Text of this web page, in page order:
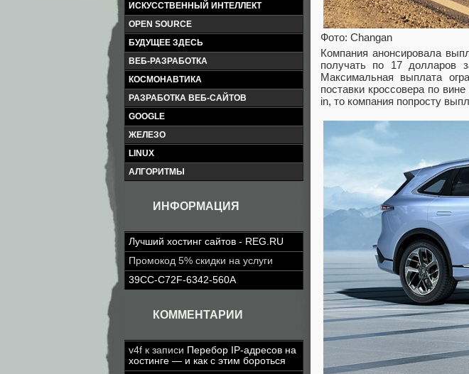
ИСКУССТВЕННЫЙ ИНТЕЛЛЕКТ
OPEN SOURCE
БУДУЩЕЕ ЗДЕСЬ
ВЕБ-РАЗРАБОТКА
КОСМОНАВТИКА
РАЗРАБОТКА ВЕБ-САЙТОВ
GOOGLE
ЖЕЛЕЗО
LINUX
АЛГОРИТМЫ
ИНФОРМАЦИЯ
Лучший хостинг сайтов - REG.RU
Промокод 5% скидки на услуги
39CC-C72F-6342-560A
КОММЕНТАРИИ
v4f к записи Перебор IP-адресов на
хостинге — и как с этим бороться
Фото: Changan
Компания анонсировала
получать по 17 долларов
Максимальная выплата
поставки кроссовера по
in, то компания попросту